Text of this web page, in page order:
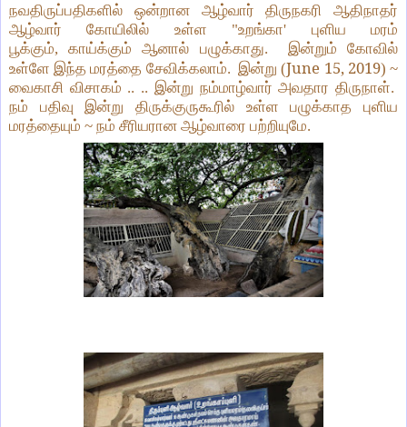
நவதிருப்பதிகளில் ஒன்றான ஆழ்வார் திருநகரி ஆதிநாதர்
ஆழ்வார் கோயிலில் உள்ள "உறங்கா' புளிய மரம்
பூக்கும்,காய்க்கும் ஆனால் பழுக்காது. இன்றும் கோவில்
உள்ளே இந்த மரத்தை சேவிக்கலாம்.இன்று (June 15, 2019) ~
வைகாசி விசாகம் .. .. இன்று நம்மாழ்வார் அவதார திருநாள்.
நம் பதிவு இன்று திருக்குருகூரில் உள்ள பழுக்காத புளிய
மரத்தையும் ~ நம் சீரியரான ஆழ்வாரை பற்றியுமே.